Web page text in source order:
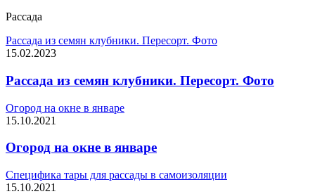
Рассада
Рассада из семян клубники. Пересорт. Фото
15.02.2023
Рассада из семян клубники. Пересорт. Фото
Огород на окне в январе
15.10.2021
Огород на окне в январе
Специфика тары для рассады в самоизоляции
15.10.2021